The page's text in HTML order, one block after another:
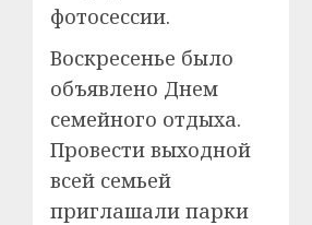
фотосессии.
Воскресенье было
объявлено Днем
семейного отдыха.
Провести выходной
всей семьей
приглашали парки